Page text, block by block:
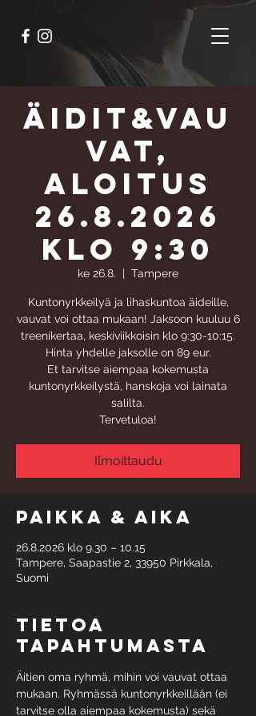
Äidit&Vau
vat,
aloitus
26.8.2026
klo 9:30
ke 26.8.
  |
Tampere
Kuntonyrkkeilyä ja lihaskuntoa äideille,
vauvat voi ottaa mukaan! Jaksoon kuuluu 6
treenikertaa, keskiviikkoisin klo 9:30-10:15.
Hinta yhdelle jaksolle on 89 eur.
Et tarvitse aiempaa kokemusta
kuntonyrkkeilystä, hanskoja voi lainata
salilta.
Tervetuloa!
Ilmoittaudu
Paikka & aika
26.8.2026 klo 9.30 – 10.15
Tampere, Saapastie 2, 33950 Pirkkala,
Suomi
Tietoa
tapahtumasta
Äitien oma ryhmä, mihin voi vauvat ottaa
mukaan. Ryhmässä kuntonyrkkeillään (ei
tarvitse olla aiempaa kokemusta) sekä